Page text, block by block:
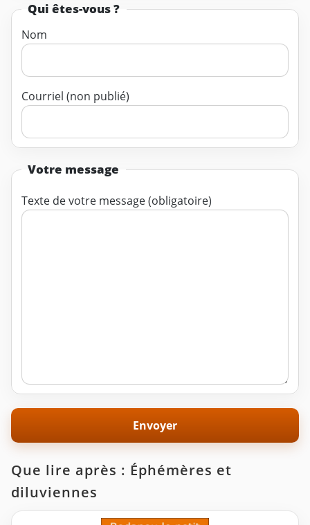
Qui êtes-vous ?
Nom
Courriel (non publié)
Votre message
Texte de votre message (obligatoire)
Que lire après : Éphémères et
diluviennes